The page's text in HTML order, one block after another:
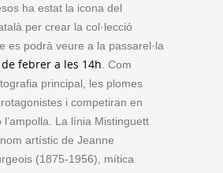
ha estat la icona del
per crear la col·lecció
es podrà veure a la passarel·la
febrer a les 14h . Com
principal, les plomes
i competiran en
La línia Mistinguett
artístic de Jeanne
(1875-1956), mítica